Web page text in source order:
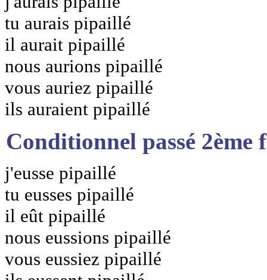
tu aurais pipaillé
il aurait pipaillé
nous aurions pipaillé
vous auriez pipaillé
ils auraient pipaillé
Conditionnel passé 2ème
j'eusse pipaillé
tu eusses pipaillé
il eût pipaillé
nous eussions pipaillé
vous eussiez pipaillé